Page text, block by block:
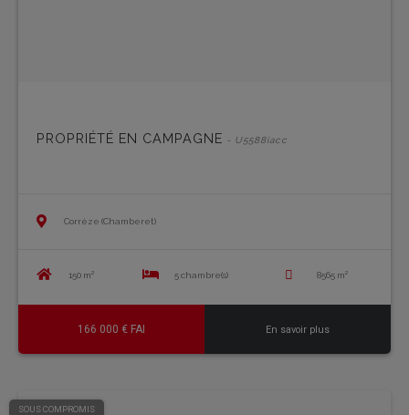
PROPRIÉTÉ EN CAMPAGNE - U5588iacc
Corrèze (Chamberet)
150 m² 5 chambre(s) 8565 m²
166 000 € FAI En savoir plus
SOUS COMPROMIS